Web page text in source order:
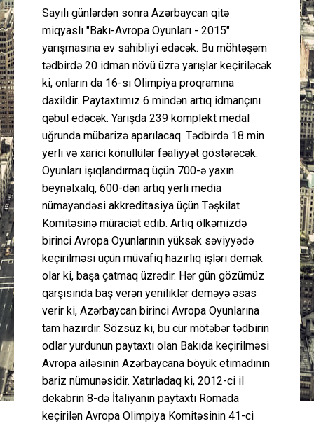
Sayılı günlərdən sonra Azərbaycan qitə
miqyaslı "Bakı-Avropa Oyunları - 2015"
yarışmasına ev sahibliyi edəcək. Bu möhtəşəm
tədbirdə 20 idman növü üzrə yarışlar keçiriləcək
ki, onların da 16-sı Olimpiya proqramına
daxildir. Paytaxtımız 6 mindən artıq idmançını
qəbul edəcək. Yarışda 239 komplekt medal
uğrunda mübarizə aparılacaq. Tədbirdə 18 min
yerli və xarici könüllülər fəaliyyət göstərəcək.
Oyunları işıqlandırmaq üçün 700-ə yaxın
beynəlxalq, 600-dən artıq yerli media
nümayəndəsi akkreditasiya üçün Təşkilat
Komitəsinə müraciət edib. Artıq ölkəmizdə
birinci Avropa Oyunlarının yüksək səviyyədə
keçirilməsi üçün müvafiq hazırlıq işləri demək
olar ki, başa çatmaq üzrədir. Hər gün gözümüz
qarşısında baş verən yeniliklər deməyə əsas
verir ki, Azərbaycan birinci Avropa Oyunlarına
tam hazırdır. Sözsüz ki, bu cür mötəbər tədbirin
odlar yurdunun paytaxtı olan Bakıda keçirilməsi
Avropa ailəsinin Azərbaycana böyük etimadının
bariz nümunəsidir. Xatırladaq ki, 2012-ci il
dekabrin 8-də İtaliyanın paytaxtı Romada
keçirilən Avropa Olimpiya Komitəsinin 41-ci